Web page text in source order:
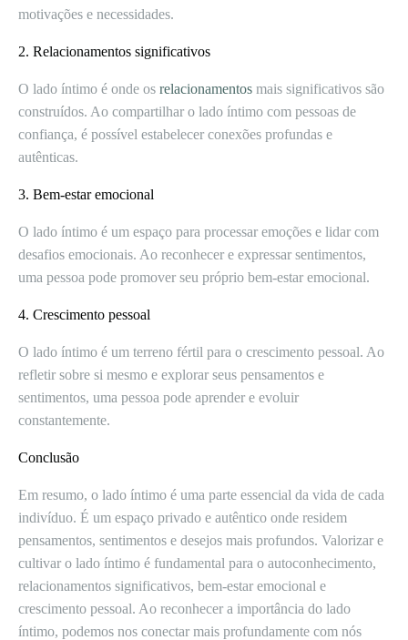
motivações e necessidades.
2. Relacionamentos significativos
O lado íntimo é onde os relacionamentos mais significativos são
construídos. Ao compartilhar o lado íntimo com pessoas de
confiança, é possível estabelecer conexões profundas e
autênticas.
3. Bem-estar emocional
O lado íntimo é um espaço para processar emoções e lidar com
desafios emocionais. Ao reconhecer e expressar sentimentos,
uma pessoa pode promover seu próprio bem-estar emocional.
4. Crescimento pessoal
O lado íntimo é um terreno fértil para o crescimento pessoal. Ao
refletir sobre si mesmo e explorar seus pensamentos e
sentimentos, uma pessoa pode aprender e evoluir
constantemente.
Conclusão
Em resumo, o lado íntimo é uma parte essencial da vida de cada
indivíduo. É um espaço privado e autêntico onde residem
pensamentos, sentimentos e desejos mais profundos. Valorizar e
cultivar o lado íntimo é fundamental para o autoconhecimento,
relacionamentos significativos, bem-estar emocional e
crescimento pessoal. Ao reconhecer a importância do lado
íntimo, podemos nos conectar mais profundamente com nós